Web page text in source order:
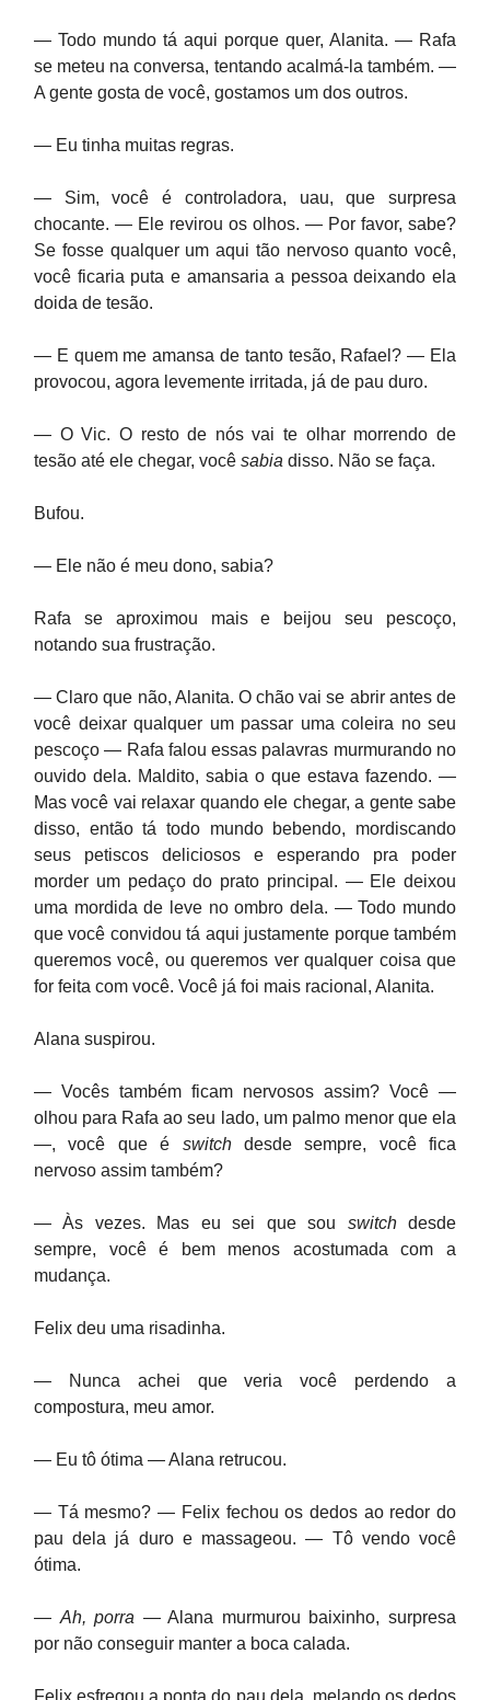
— Todo mundo tá aqui porque quer, Alanita. — Rafa
se meteu na conversa, tentando acalmá-la também. —
A gente gosta de você, gostamos um dos outros.
— Eu tinha muitas regras.
— Sim, você é controladora, uau, que surpresa
chocante. — Ele revirou os olhos. — Por favor, sabe?
Se fosse qualquer um aqui tão nervoso quanto você,
você ficaria puta e amansaria a pessoa deixando ela
doida de tesão.
— E quem me amansa de tanto tesão, Rafael? — Ela
provocou, agora levemente irritada, já de pau duro.
— O Vic. O resto de nós vai te olhar morrendo de
tesão até ele chegar, você sabia disso. Não se faça.
Bufou.
— Ele não é meu dono, sabia?
Rafa se aproximou mais e beijou seu pescoço,
notando sua frustração.
— Claro que não, Alanita. O chão vai se abrir antes de
você deixar qualquer um passar uma coleira no seu
pescoço — Rafa falou essas palavras murmurando no
ouvido dela. Maldito, sabia o que estava fazendo. —
Mas você vai relaxar quando ele chegar, a gente sabe
disso, então tá todo mundo bebendo, mordiscando
seus petiscos deliciosos e esperando pra poder
morder um pedaço do prato principal. — Ele deixou
uma mordida de leve no ombro dela. — Todo mundo
que você convidou tá aqui justamente porque também
queremos você, ou queremos ver qualquer coisa que
for feita com você. Você já foi mais racional, Alanita.
Alana suspirou.
— Vocês também ficam nervosos assim? Você —
olhou para Rafa ao seu lado, um palmo menor que ela
—, você que é switchdesde sempre, você fica
nervoso assim também?
— Às vezes. Mas eu sei que sou switchdesde
sempre, você é bem menos acostumada com a
mudança.
Felix deu uma risadinha.
— Nunca achei que veria você perdendo a
compostura, meu amor.
— Eu tô ótima — Alana retrucou.
— Tá mesmo? — Felix fechou os dedos ao redor do
pau dela já duro e massageou. — Tô vendo você
ótima.
— Ah, porra — Alana murmurou baixinho, surpresa
por não conseguir manter a boca calada.
Felix esfregou a ponta do pau dela, melando os dedos